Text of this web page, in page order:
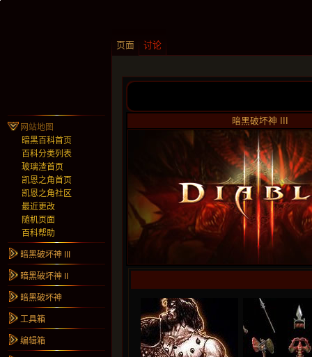
暗黑破坏神 III
页面 讨论
网站地图
暗黑百科首页
百科分类列表
玻璃渣首页
凯恩之角首页
凯恩之角社区
最近更改
随机页面
百科帮助
暗黑破坏神 III
暗黑破坏神 II
暗黑破坏神
工具箱
编辑箱